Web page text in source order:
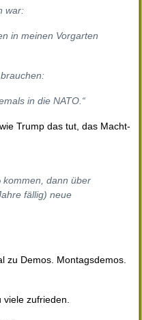
war:
in meinen Vorgarten
in die NATO.“
Trump das tut, das Macht-
kommen, dann über
fällig) neue
zu Demos. Montagsdemos.
zufrieden.